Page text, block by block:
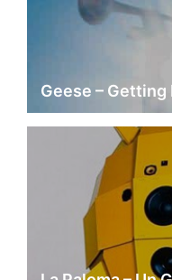
Geese – Getting